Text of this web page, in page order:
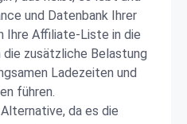
und Datenbank Ihrer
Ihre Affiliate-Liste in die
die zusätzliche Belastung
Ladezeiten und
führen.
da es die